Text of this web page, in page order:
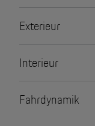
Exterieur
Interieur
Fahrdynamik